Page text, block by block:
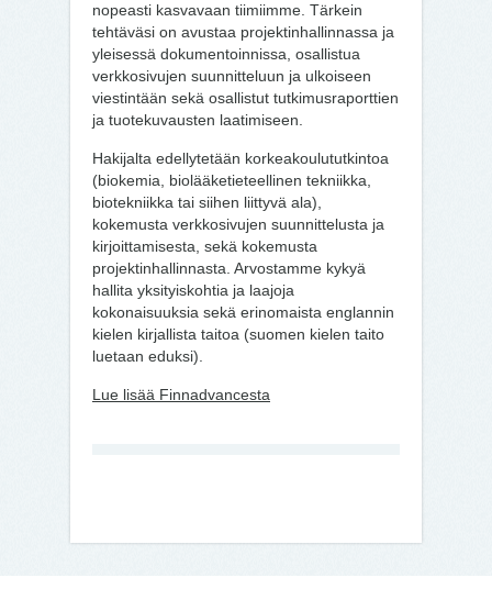
nopeasti kasvavaan tiimiimme. Tärkein
tehtäväsi on avustaa projektinhallinnassa ja
yleisessä dokumentoinnissa, osallistua
verkkosivujen suunnitteluun ja ulkoiseen
viestintään sekä osallistut tutkimusraporttien
ja tuotekuvausten laatimiseen.
Hakijalta edellytetään korkeakoulututkintoa
(biokemia, biolääketieteellinen tekniikka,
biotekniikka tai siihen liittyvä ala),
kokemusta verkkosivujen suunnittelusta ja
kirjoittamisesta, sekä kokemusta
projektinhallinnasta. Arvostamme kykyä
hallita yksityiskohtia ja laajoja
kokonaisuuksia sekä erinomaista englannin
kielen kirjallista taitoa (suomen kielen taito
luetaan eduksi).
Lue lisää Finnadvancesta